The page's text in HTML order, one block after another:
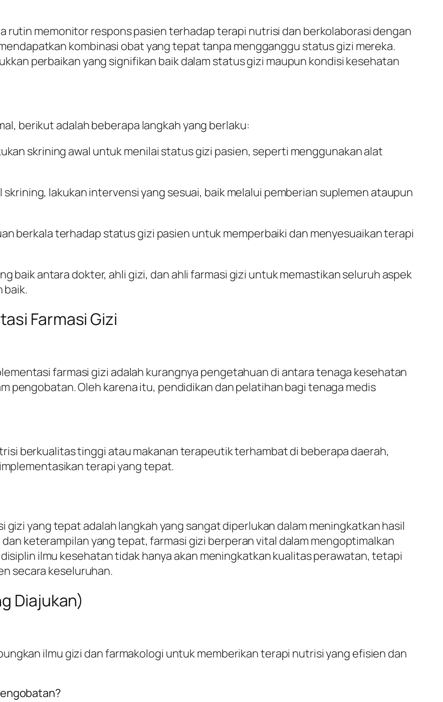
rutin memonitor respons pasien terhadap terapi nutrisi dan berkolaborasi dengan
kombinasi obat yang tepat tanpa mengganggu status gizi mereka.
perbaikan yang signifikan baik dalam status gizi maupun kondisi kesehatan
berikut adalah beberapa langkah yang berlaku:
skrining awal untuk menilai status gizi pasien, seperti menggunakan alat
skrining, lakukan intervensi yang sesuai, baik melalui pemberian suplemen ataupun
berkala terhadap status gizi pasien untuk memperbaiki dan menyesuaikan terapi
baik antara dokter, ahli gizi, dan ahli farmasi gizi untuk memastikan seluruh aspek
baik.
Farmasi Gizi
farmasi gizi adalah kurangnya pengetahuan di antara tenaga kesehatan
pengobatan. Oleh karena itu, pendidikan dan pelatihan bagi tenaga medis
berkualitas tinggi atau makanan terapeutik terhambat di beberapa daerah,
terapi yang tepat.
gizi yang tepat adalah langkah yang sangat diperlukan dalam meningkatkan hasil
keterampilan yang tepat, farmasi gizi berperan vital dalam mengoptimalkan
ilmu kesehatan tidak hanya akan meningkatkan kualitas perawatan, tetapi
secara keseluruhan.
Diajukan)
ilmu gizi dan farmakologi untuk memberikan terapi nutrisi yang efisien dan